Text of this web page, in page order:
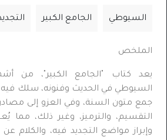
السيوطي الجامع الكبير
الملخص
يعد كتاب "الجامع الكبير"، من
السيوطي في الحديث وفنونه، سلك فيه
جمع متون السنة، وفي العزو إلى
التقسيم، والترميز، وغير ذلك، مما
وإبراز مواضع التجديد فيه، والكلام